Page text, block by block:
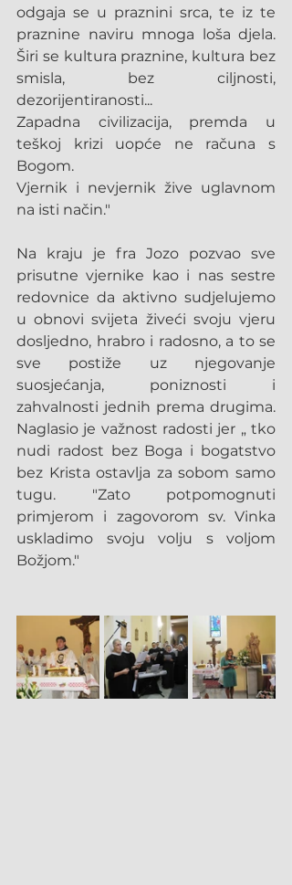
odgaja se u praznini srca, te iz te
praznine naviru mnoga loša djela.
Širi se kultura praznine, kultura bez
smisla, bez ciljnosti,
dezorijentiranosti...
Zapadna civilizacija, premda u
teškoj krizi uopće ne računa s
Bogom.
Vjernik i nevjernik žive uglavnom
na isti način."
Na kraju je fra Jozo pozvao sve
prisutne vjernike kao i nas sestre
redovnice da aktivno sudjelujemo
u obnovi svijeta živeći svoju vjeru
dosljedno, hrabro i radosno, a to se
sve postiže uz njegovanje
suosjećanja, poniznosti i
zahvalnosti jednih prema drugima.
Naglasio je važnost radosti jer „ tko
nudi radost bez Boga i bogatstvo
bez Krista ostavlja za sobom samo
tugu. "Zato potpomognuti
primjerom i zagovorom sv. Vinka
uskladimo svoju volju s voljom
Božjom."